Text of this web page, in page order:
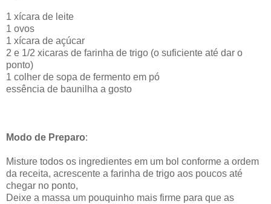
1 xícara de leite
1 ovos
1 xícara de açúcar
2 e 1/2 xicaras de farinha de trigo (o suficiente até dar o
ponto)
1 colher de sopa de fermento em pó
essência de baunilha a gosto
Modo de Preparo:
Misture todos os ingredientes em um bol conforme a ordem
da receita, acrescente a farinha de trigo aos poucos até
chegar no ponto,
Deixe a massa um pouquinho mais firme para que as